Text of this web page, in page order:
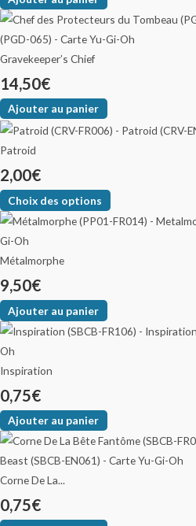
Gravekeeper’s Chief
14,50€
Ajouter au panier
Patroid
2,00€
Choix des options
Métalmorphe
9,50€
Ajouter au panier
Inspiration
0,75€
Ajouter au panier
Corne De La...
0,75€